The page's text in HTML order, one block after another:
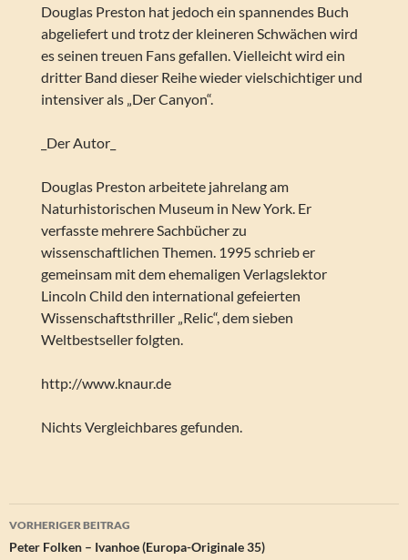
Douglas Preston hat jedoch ein spannendes Buch
abgeliefert und trotz der kleineren Schwächen wird
es seinen treuen Fans gefallen. Vielleicht wird ein
dritter Band dieser Reihe wieder vielschichtiger und
intensiver als „Der Canyon“.
_Der Autor_
Douglas Preston arbeitete jahrelang am
Naturhistorischen Museum in New York. Er
verfasste mehrere Sachbücher zu
wissenschaftlichen Themen. 1995 schrieb er
gemeinsam mit dem ehemaligen Verlagslektor
Lincoln Child den international gefeierten
Wissenschaftsthriller „Relic“, dem sieben
Weltbestseller folgten.
http://www.knaur.de
Nichts Vergleichbares gefunden.
Beitragsnavigation
VORHERIGER BEITRAG
Peter Folken – Ivanhoe (Europa-Originale 35)